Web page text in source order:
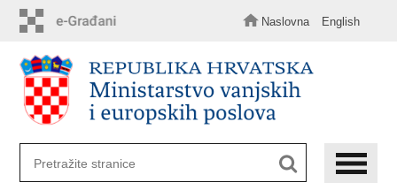
sadržaj
Naslovna English